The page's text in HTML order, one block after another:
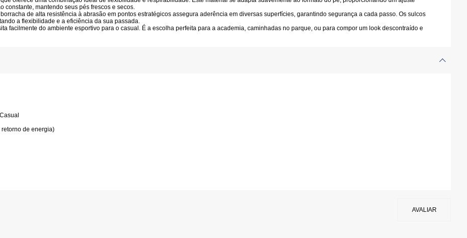
constante, mantendo seus pés frescos e secos.
borracha de alta resistência à abrasão em pontos estratégicos assegura aderência em diversas superfícies, garantindo segurança a cada passo. Os sulcos
a flexibilidade e a eficiência da sua passada.
facilmente do ambiente esportivo para o casual. É a escolha perfeita para a academia, caminhadas no parque, ou para compor um look descontraído e
de energia)